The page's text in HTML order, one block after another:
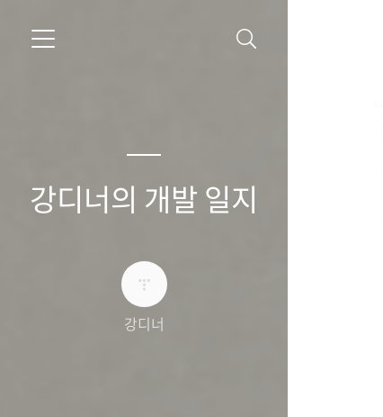
강디너의 개발 일지
강디너